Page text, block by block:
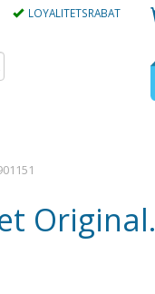
LOYALITETSRABAT
Original.